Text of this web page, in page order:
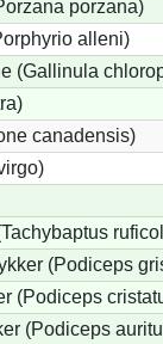
porzana)
alleni)
(Gallinula
canadensis)
(Podiceps
(Podiceps
(Podiceps